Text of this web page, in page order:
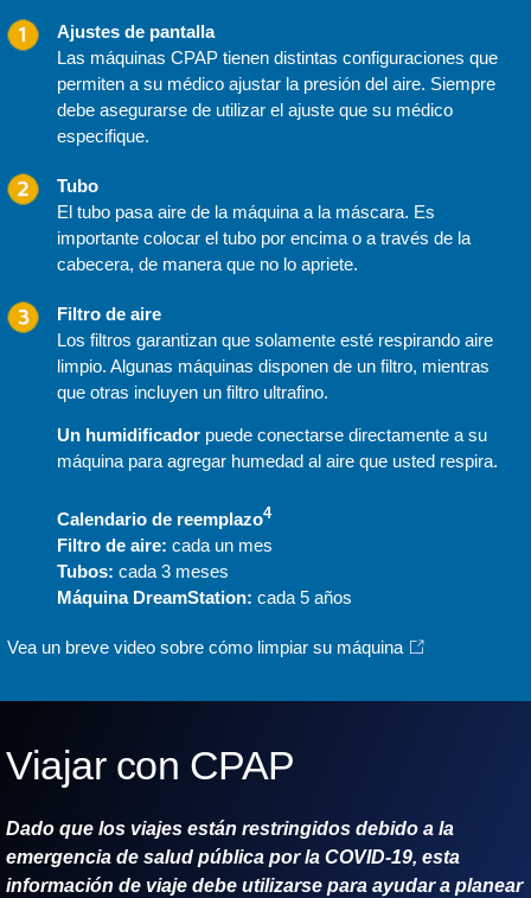
Ajustes de pantalla
Las máquinas CPAP tienen distintas configuraciones que
permiten a su médico ajustar la presión del aire. Siempre
debe asegurarse de utilizar el ajuste que su médico
especifique.
Tubo
El tubo pasa aire de la máquina a la máscara. Es
importante colocar el tubo por encima o a través de la
cabecera, de manera que no lo apriete.
Filtro de aire
Los filtros garantizan que solamente esté respirando aire
limpio. Algunas máquinas disponen de un filtro, mientras
que otras incluyen un filtro ultrafino.
Un humidificador puede conectarse directamente a su
máquina para agregar humedad al aire que usted respira.
Calendario de reemplazo4
Filtro de aire: cada un mes
Tubos: cada 3 meses
Máquina DreamStation: cada 5 años
Vea un breve video sobre cómo limpiar su máquina
Viajar con CPAP
Dado que los viajes están restringidos debido a la
emergencia de salud pública por la COVID-19, esta
información de viaje debe utilizarse para ayudar a planear